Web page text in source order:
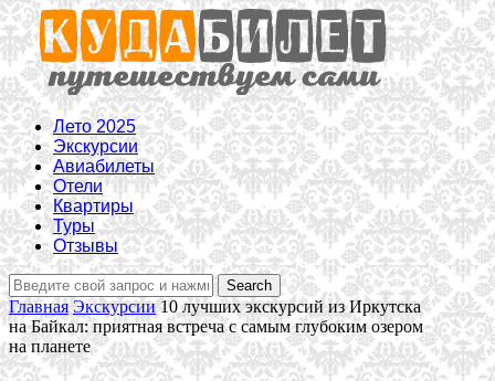
Лето 2025
Экскурсии
Авиабилеты
Отели
Квартиры
Туры
Отзывы
Главная Экскурсии 10 лучших экскурсий из Иркутска
на Байкал: приятная встреча с самым глубоким озером
на планете